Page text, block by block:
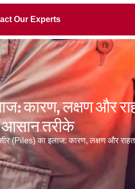
Our Experts
कारण, लक्षण और
आसान तरीके
(Piles) का इलाज: कारण, लक्षण और